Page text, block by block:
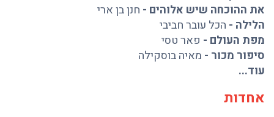
את ההוכחה שיש אלוהים - חנן בן ארי
הלילה - הכל עובר חביבי
מפת העולם - פאר טסי
סיפור מכור - מאיה בוסקילה
עוד...
אחדות